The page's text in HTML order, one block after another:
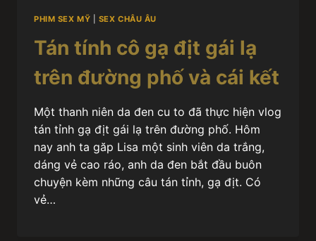
PHIM SEX MỸ SEX CHÂU ÂU
Tán tính cô gạ địt gái lạ
trên đường phố và cái kết
Một thanh niên da đen cu to đã thực hiện vlog
tán tỉnh gạ địt gái lạ trên đường phố. Hôm
nay anh ta găp Lisa một sinh viên da trắng,
dáng vẻ cao ráo, anh da đen bắt đầu buôn
chuyện kèm những câu tán tỉnh, gạ địt. Có
vẻ…